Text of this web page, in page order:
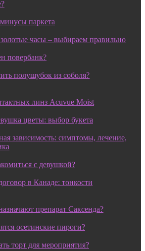
паркета
часы – выбираем правильно
повербанк?
полушубок из соболя?
линз Acuvue Moist
цветы: выбор букета
зависимость: симптомы, лечение,
с девушкой?
в Канаде: тонкости
препарат Саксенда?
осетинские пироги?
торт для мероприятия?